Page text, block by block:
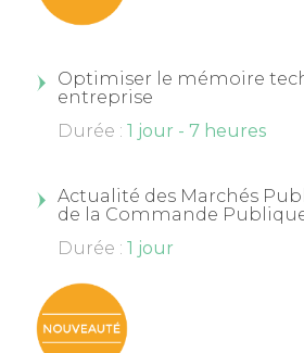
Optimiser le mémoire
entreprise
Durée : 1 jour - 7 heures
Actualité des Marchés
de la Commande
Durée : 1 jour